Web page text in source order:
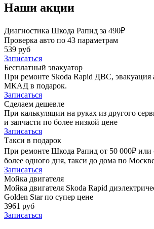
Наши акции
Диагностика Шкода Рапид за 490₽
Проверка авто по 43 параметрам
539 руб
Записаться
Бесплатный эвакуатор
При ремонте Skoda Rapid ДВС, эвакуация
МКАД в подарок.
Записаться
Сделаем дешевле
При калькуляции на руках из другого
и запчасти по более низкой цене
Записаться
Такси в подарок
При ремонте Шкода Рапид от 50 000₽ или
более одного дня, такси до дома по
Записаться
Мойка двигателя
Мойка двигателя Skoda Rapid
Golden Star по супер цене
3961 руб
Записаться